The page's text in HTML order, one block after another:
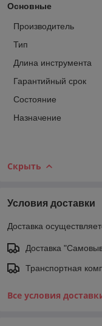
Основные
Производитель
Тип
Длина инструмента
Гарантийный срок
Состояние
Назначение
Скрыть
Условия доставки
Доставка
Доставка
Транспортная
Все условия